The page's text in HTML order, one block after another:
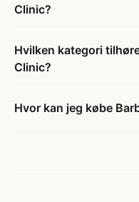
Clinic?
Hvilken kategori
Clinic?
Hvor kan jeg købe